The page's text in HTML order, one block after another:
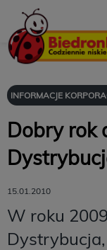
INFORMACJE
Dobry rok
15.01.2010
W roku